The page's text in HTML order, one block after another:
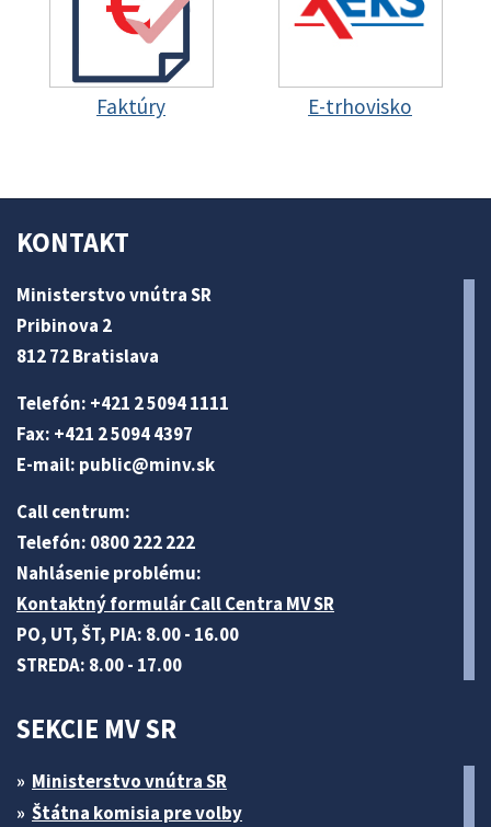
Faktúry E-trhovisko
KONTAKT
Ministerstvo vnútra SR
Pribinova 2
812 72 Bratislava
Telefón: +421 2 5094 1111
Fax: +421 2 5094 4397
E-mail: public@minv.sk
Call centrum:
Telefón: 0800 222 222
Nahlásenie problému:
Kontaktný formulár Call Centra MV SR
PO, UT, ŠT, PIA: 8.00 - 16.00
STREDA: 8.00 - 17.00
SEKCIE MV SR
Ministerstvo vnútra SR
Štátna komisia pre volby